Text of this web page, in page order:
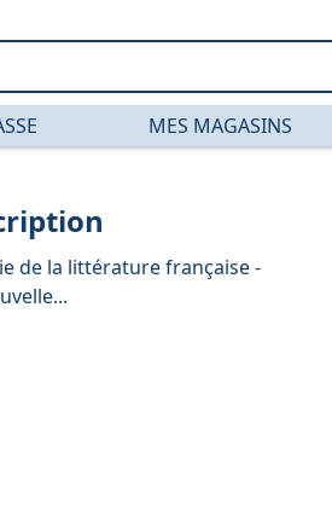
MES MAGASINS
de la littérature française -